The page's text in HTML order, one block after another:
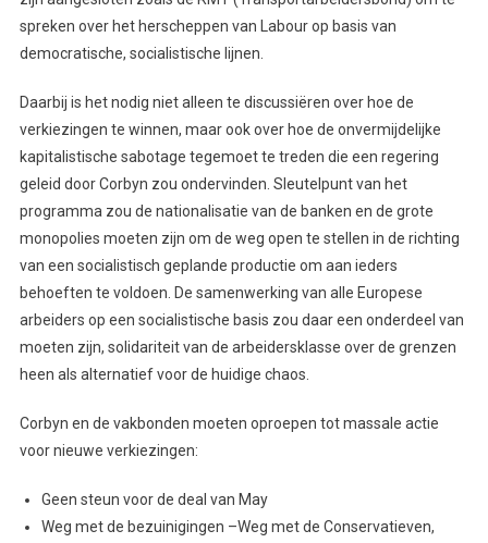
spreken over het herscheppen van Labour op basis van
democratische, socialistische lijnen.
Daarbij is het nodig niet alleen te discussiëren over hoe de
verkiezingen te winnen, maar ook over hoe de onvermijdelijke
kapitalistische sabotage tegemoet te treden die een regering
geleid door Corbyn zou ondervinden. Sleutelpunt van het
programma zou de nationalisatie van de banken en de grote
monopolies moeten zijn om de weg open te stellen in de richting
van een socialistisch geplande productie om aan ieders
behoeften te voldoen. De samenwerking van alle Europese
arbeiders op een socialistische basis zou daar een onderdeel van
moeten zijn, solidariteit van de arbeidersklasse over de grenzen
heen als alternatief voor de huidige chaos.
Corbyn en de vakbonden moeten oproepen tot massale actie
voor nieuwe verkiezingen:
Geen steun voor de deal van May
Weg met de bezuinigingen –Weg met de Conservatieven,